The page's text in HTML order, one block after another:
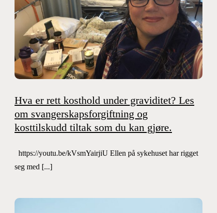
Hva er rett kosthold under graviditet? Les
om svangerskapsforgiftning og
kosttilskudd tiltak som du kan gjøre.
https://youtu.be/kVsmYairjiU Ellen på sykehuset har rigget
seg med [...]